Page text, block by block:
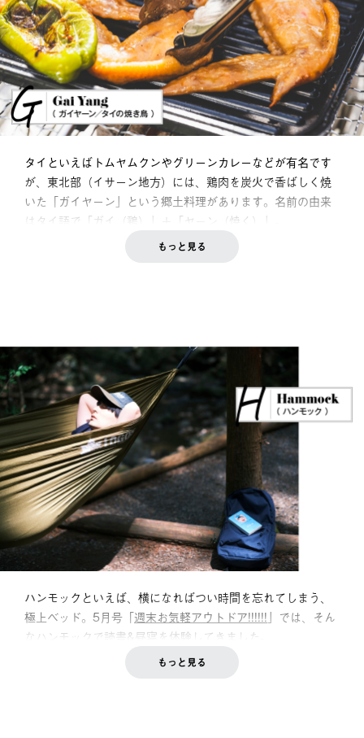
タイといえばトムヤムクンやグリーンカレーなどが有名です
が、東北部（イサーン地方）には、鶏肉を炭火で香ばしく焼
いた「ガイヤーン」という郷土料理があります。名前の由来
はタイ語で「ガイ（鶏）」＋「ヤーン（焼く）」。
もっと見る
ハンモックといえば、横になればつい時間を忘れてしまう、
極上ベッド。5月号「週末お気軽アウトドア!!!!!! 」では、そん
なハンモックで読書&昼寝を体験してきました。
もっと見る